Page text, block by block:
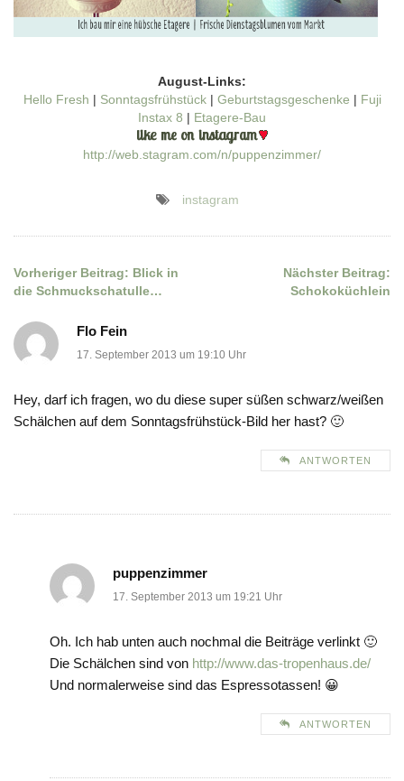
August-Links:
Hello Fresh | Sonntagsfrühstück| Geburtstagsgeschenke | Fuji
Instax 8 | Etagere-Bau
http://web.stagram.com/n/puppenzimmer/
instagram
Beitragsnavigation
Vorheriger Beitrag: Blick in
die Schmuckschatulle…
Nächster Beitrag:
Schokoküchlein
Flo Fein
17. September 2013 um 19:10 Uhr
Hey, darf ich fragen, wo du diese super süßen schwarz/weißen
Schälchen auf dem Sonntagsfrühstück-Bild her hast? 🙂
ANTWORTEN
puppenzimmer
17. September 2013 um 19:21 Uhr
Oh. Ich hab unten auch nochmal die Beiträge verlinkt 🙂
Die Schälchen sind von http://www.das-tropenhaus.de/
Und normalerweise sind das Espressotassen! 😀
ANTWORTEN